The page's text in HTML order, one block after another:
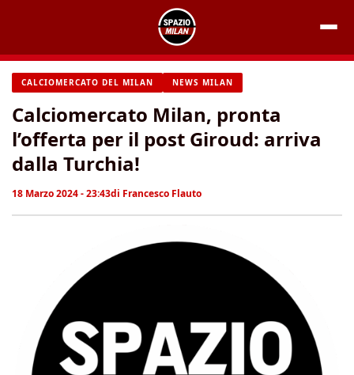
contenuto
CALCIOMERCATO DEL MILAN NEWS MILAN
Calciomercato Milan, pronta
l’offerta per il post Giroud: arriva
dalla Turchia!
18 Marzo 2024 - 23:43di Francesco Flauto